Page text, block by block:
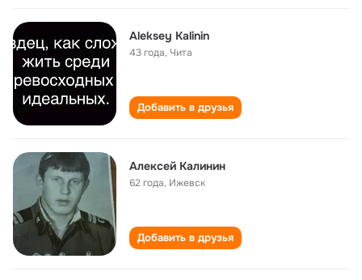
Aleksey Kalinin
43 года,Чита
Добавить в друзья
Алексей Калинин
62 года, Ижевск
Добавить в друзья